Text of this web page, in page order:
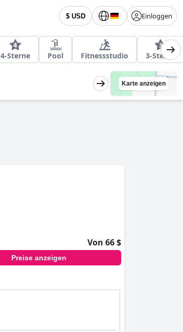
$ USD Einloggen
4-Sterne Pool Fitnessstudio 3-Sterne
Karte anzeigen
Von 66 $
Preise anzeigen